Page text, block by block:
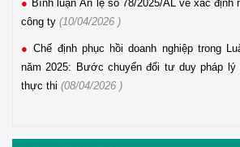
Bình luận Án lệ số 78/2025/AL về xác định
công ty (10/04/2026 )
Chế định phục hồi doanh nghiệp trong
năm 2025: Bước chuyển đổi tư duy pháp
thực thi (08/04/2026 )